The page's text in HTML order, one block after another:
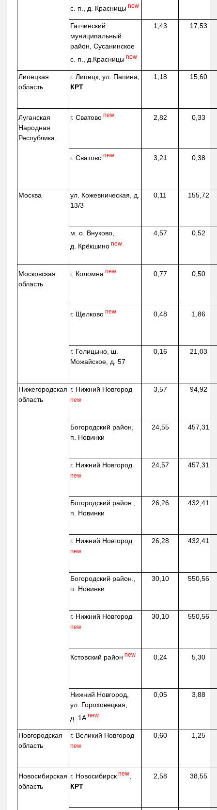
с. п., д. Красницы new
Гатчинский
муниципальный
район, Сусанинское
с. п., д.Красницы new
1,43 17,53
Липецкая
область
г. Липецк, ул. Папина,
КРТ
1,18 15,60
Луганская
Народная
Республика
г. Сватово new 2,82 0,33
г. Сватово new 3,21 0,38
Москва ул. Кожевническая, д.
13/3
0,11 155,72
м. о. Внуково,
д. Крёкшино new
4,57 0,52
Московская
область
г. Коломна new 0,77 0,50
г. Щелково new 0,48 1,86
г. Голицыно, ш.
Можайское, д. 57
0,16 21,03
Нижегородская
область
г. Нижний Новгород
new
3,57 94,92
Богородский район,
п. Новинки
24,55 457,31
г. Нижний Новгород
new
24,57 457,31
Богородский район.,
п. Новинки
26,26 432,41
г. Нижний Новгород
new
26,28 432,41
Богородский район.,
п. Новинки
30,10 550,56
г. Нижний Новгород
new
30,10 550,56
Кстовский район new 0,24 5,30
Нижний Новгород,
ул. Гороховецкая,
д. 1А new
0,05 3,88
Новгородская
область
г. Великий Новгород
new
0,60 1,25
Новосибирская
область
г. Новосибирск new
КРТ
2,58 38,55